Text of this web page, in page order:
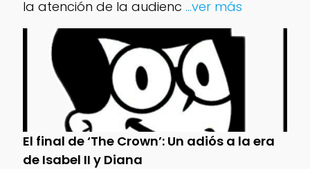
la atención de la audienc ...ver más
El final de ‘The Crown’: Un adiós a la era
de Isabel II y Diana